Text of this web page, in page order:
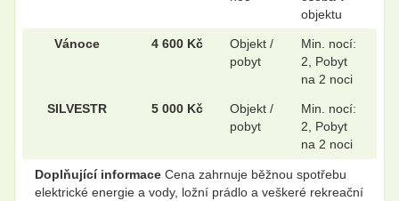
objektu
Vánoce 4 600 Kč
Objekt /
pobyt
Min. nocí:
2, Pobyt
na 2 noci
SILVESTR 5 000 Kč
Objekt /
pobyt
Min. nocí:
2, Pobyt
na 2 noci
Doplňující informace Cena zahrnuje běžnou spotřebu
elektrické energie a vody, ložní prádlo a veškeré rekreační